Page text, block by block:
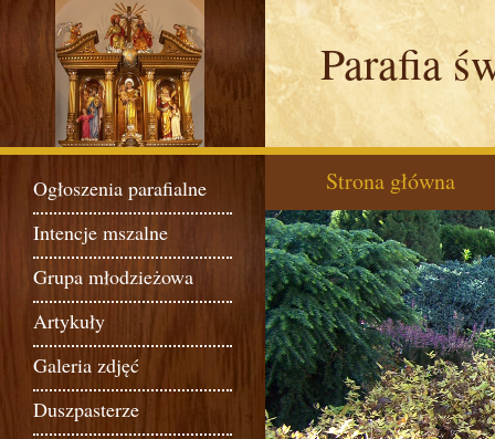
Parafia
Ogłoszenia parafialne
Intencje mszalne
Grupa młodzieżowa
Artykuły
Galeria zdjęć
Duszpasterze
Strona główna